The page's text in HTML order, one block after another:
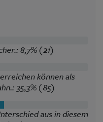
8,7% (21)
können als
35,3% (85)
aus in diesem